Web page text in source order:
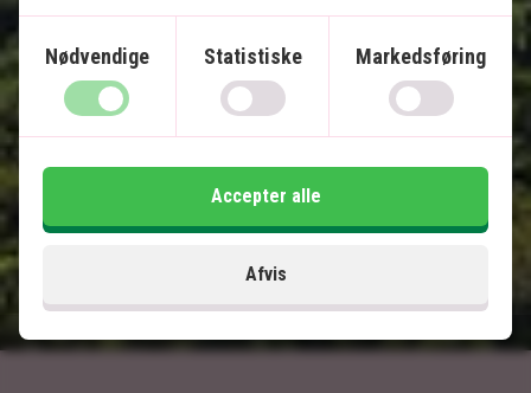
Privat transfer
Inkluderet i prisen
Pris pr.
13.495kr. Læs mere
Nødvendige Statistiske Markedsføring
Afvis
Accepter alle